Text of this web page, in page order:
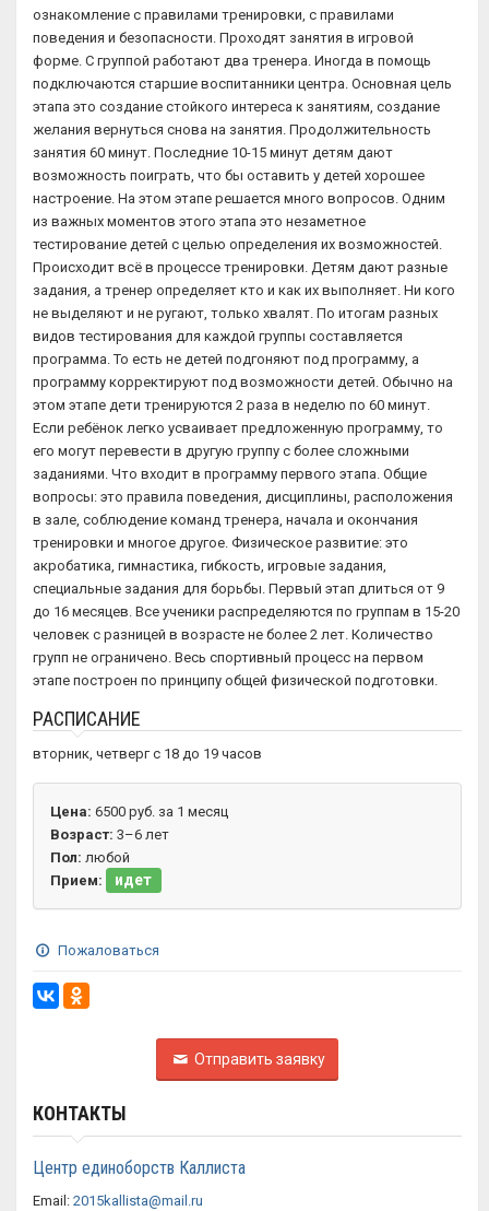
ознакомление с правилами тренировки, с правилами
поведения и безопасности. Проходят занятия в игровой
форме. С группой работают два тренера. Иногда в помощь
подключаются старшие воспитанники центра. Основная цель
этапа это создание стойкого интереса к занятиям, создание
желания вернуться снова на занятия. Продолжительность
занятия 60 минут. Последние 10-15 минут детям дают
возможность поиграть, что бы оставить у детей хорошее
настроение. На этом этапе решается много вопросов. Одним
из важных моментов этого этапа это незаметное
тестирование детей с целью определения их возможностей.
Происходит всё в процессе тренировки. Детям дают разные
задания, а тренер определяет кто и как их выполняет. Ни кого
не выделяют и не ругают, только хвалят. По итогам разных
видов тестирования для каждой группы составляется
программа. То есть не детей подгоняют под программу, а
программу корректируют под возможности детей. Обычно на
этом этапе дети тренируются 2 раза в неделю по 60 минут.
Если ребёнок легко усваивает предложенную программу, то
его могут перевести в другую группу с более сложными
заданиями. Что входит в программу первого этапа. Общие
вопросы: это правила поведения, дисциплины, расположения
в зале, соблюдение команд тренера, начала и окончания
тренировки и многое другое. Физическое развитие: это
акробатика, гимнастика, гибкость, игровые задания,
специальные задания для борьбы. Первый этап длиться от 9
до 16 месяцев. Все ученики распределяются по группам в 15-20
человек с разницей в возрасте не более 2 лет. Количество
групп не ограничено. Весь спортивный процесс на первом
этапе построен по принципу общей физической подготовки.
РАСПИСАНИЕ
вторник, четверг с 18 до 19 часов
Цена: 6500 руб. за 1 месяц
Возраст: 3–6 лет
Пол: любой
Прием:
идет
Пожаловаться
Отправить заявку
КОНТАКТЫ
Центр единоборств Каллиста
Email: 2015kallista@mail.ru